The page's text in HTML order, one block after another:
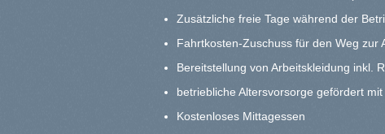
Zusätzliche freie Tage während der
Fahrtkosten-Zuschuss für den Weg zur
Bereitstellung von Arbeitskleidung inkl.
betriebliche Altersvorsorge gefördert
Kostenloses Mittagessen